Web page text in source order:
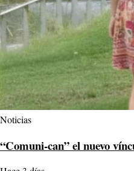
Noticias
“Comuni-can” el nuevo